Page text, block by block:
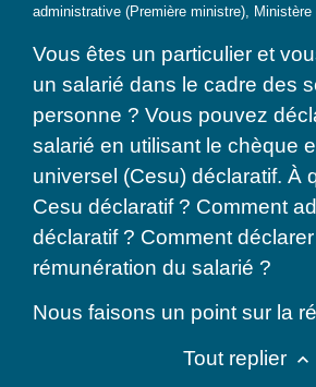
administrative (Première ministre),
Vous êtes un particulier et
un salarié dans le cadre des
personne ? Vous pouvez
salarié en utilisant le chèque
universel (Cesu) déclaratif. À
Cesu déclaratif ? Comment
déclaratif ? Comment
rémunération du salarié ?
Nous faisons un point sur la
Tout replier keyboard_arrow_up